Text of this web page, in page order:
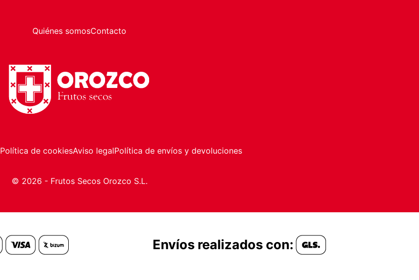
Quiénes somosContacto
Política de cookiesAviso legalPolítica de envíos y devoluciones
© 2026 - Frutos Secos Orozco S.L.
Envíos realizados con: